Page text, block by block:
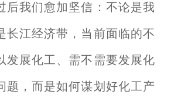
我们愈加坚信：不论是我
长江经济带，当前面临的不
发展化工、需不需要发展化
题，而是如何谋划好化工产